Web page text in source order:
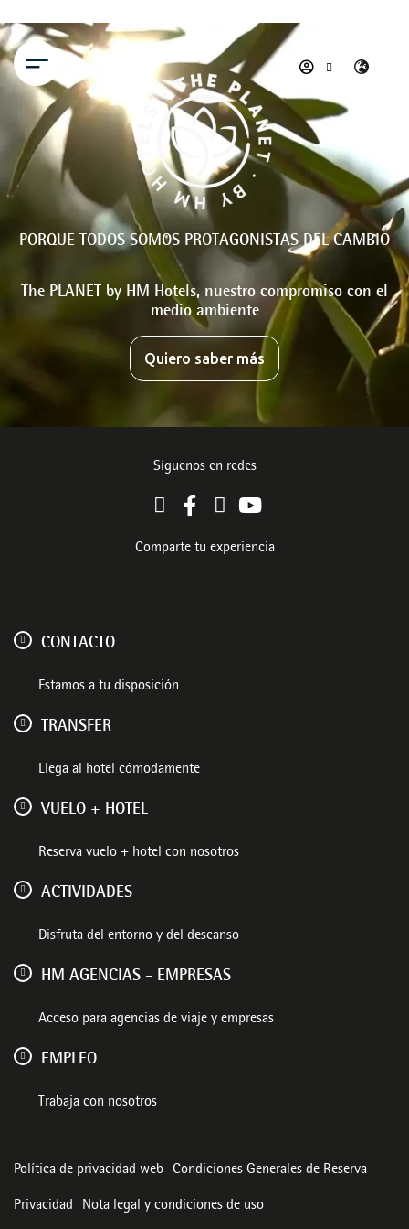
Menú
PORQUE TODOS SOMOS PROTAGONISTAS DEL CAMBIO
The PLANET by HM Hotels, nuestro compromiso con el
medio ambiente
Quiero saber más
Síguenos en redes
Comparte tu experiencia
CONTACTO
Estamos a tu disposición
TRANSFER
Llega al hotel cómodamente
VUELO + HOTEL
Reserva vuelo + hotel con nosotros
ACTIVIDADES
Disfruta del entorno y del descanso
HM AGENCIAS - EMPRESAS
Acceso para agencias de viaje y empresas
EMPLEO
Trabaja con nosotros
Política de privacidad web Condiciones Generales de Reserva
Privacidad Nota legal y condiciones de uso